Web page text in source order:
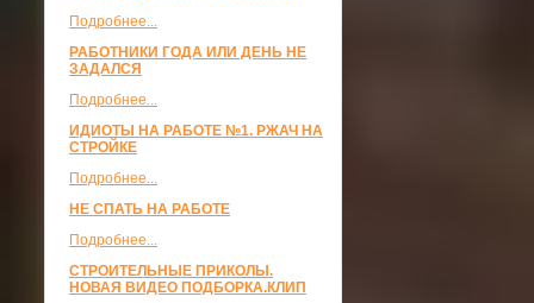
Подробнее...
РАБОТНИКИ ГОДА ИЛИ ДЕНЬ НЕ
ЗАДАЛСЯ
Подробнее...
ИДИОТЫ НА РАБОТЕ №1. РЖАЧ НА
СТРОЙКЕ
Подробнее...
НЕ СПАТЬ НА РАБОТЕ
Подробнее...
СТРОИТЕЛЬНЫЕ ПРИКОЛЫ.
НОВАЯ ВИДЕО ПОДБОРКА.КЛИП